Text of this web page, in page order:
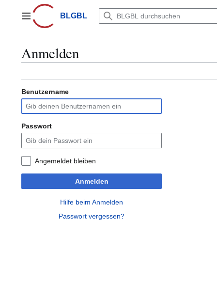
springenHauptmenüBLGBL
Anmelden
Benutzername
Passwort
Angemeldet bleiben
Anmelden
Hilfe beim Anmelden
Passwort vergessen?